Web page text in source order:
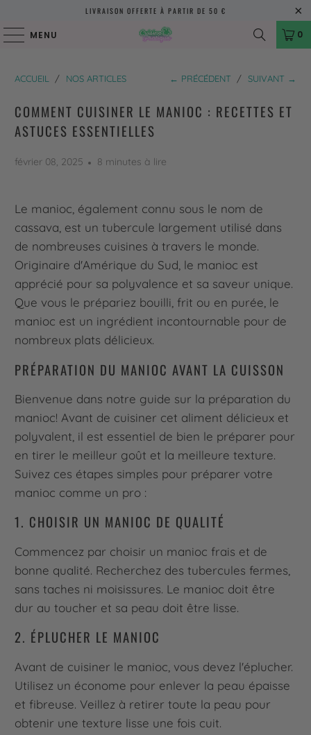
LIVRAISON OFFERTE À PARTIR DE 50 €
MENU 0
ACCUEIL / NOS ARTICLES ← PRÉCÉDENT / SUIVANT →
COMMENT CUISINER LE MANIOC : RECETTES ET
ASTUCES ESSENTIELLES
février 08, 2025 8 minutes à lire
Le manioc, également connu sous le nom de
cassava, est un tubercule largement utilisé dans
de nombreuses cuisines à travers le monde.
Originaire d'Amérique du Sud, le manioc est
apprécié pour sa polyvalence et sa saveur unique.
Que vous le prépariez bouilli, frit ou en purée, le
manioc est un ingrédient incontournable pour de
nombreux plats délicieux.
PRÉPARATION DU MANIOC AVANT LA CUISSON
Bienvenue dans notre guide sur la préparation du
manioc! Avant de cuisiner cet aliment délicieux et
polyvalent, il est essentiel de bien le préparer pour
en tirer le meilleur goût et la meilleure texture.
Suivez ces étapes simples pour préparer votre
manioc comme un pro :
1. CHOISIR UN MANIOC DE QUALITÉ
Commencez par choisir un manioc frais et de
bonne qualité. Recherchez des tubercules fermes,
sans taches ni moisissures. Le manioc doit être
dur au toucher et sa peau doit être lisse.
2. ÉPLUCHER LE MANIOC
Avant de cuisiner le manioc, vous devez l'éplucher.
Utilisez un économe pour enlever la peau épaisse
et fibreuse. Veillez à retirer toute la peau pour
obtenir une texture lisse une fois cuit.